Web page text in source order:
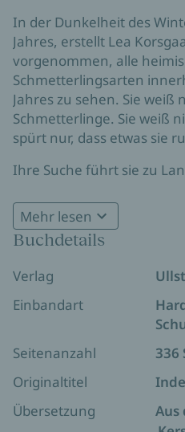
In der Dunkelheit des
Jahres, erstellt Lea
vorgenommen, alle
Schmetterlingsarten
Jahres zu sehen. Sie weiß
Schmetterlinge. Sie weiß
spürt nur, dass etwas sie
Ihre Suche führt sie zu
und vom Meer. Sie
Meeresböden und Hügel
Menschen, die ihre Hilfe
verborgenen Orten. Und
Schmetterlinge erfährt,
stößt sie auf die großen
Warum leben wir? Und
»Lesen Sie dieses Buch
wird danach ein anderer
„Das Jahr der
Liebesbrief an die Magie
Mehr lesen
Buchdetails
Verlag
Einbandart
Seitenanzahl
336
Originaltitel
Übersetzung
Aus